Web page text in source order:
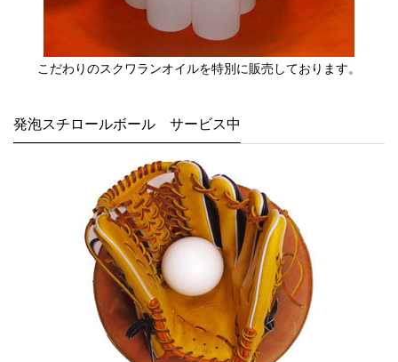
こだわりのスクワランオイルを特別に販売しております。
発泡スチロールボール サービス中